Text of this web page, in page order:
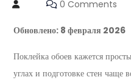
0 Comments
Обновлено: 8 февраля 2026
Поклейка обоев кажется
углах и подготовке стен чаще